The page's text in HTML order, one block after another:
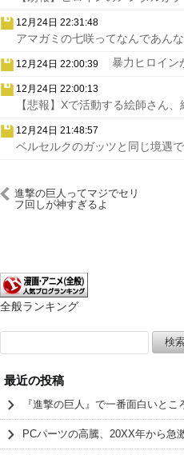
12月24日 22:31:48
アマガミの七咲ってなんであんな
12月24日 22:00:39 暴力ヒロイン
12月24日 22:00:13
【悲報】Xで活動する絵師さん、
12月24日 21:48:57
ベルセルクのガッツと同じ境遇
進撃の巨人ってマジでセリ
フ回しが神すぎるよ
全般ランキング
索:
最近の投稿
『進撃の巨人』で一番面白いとこ
PCパーツの高騰、20XX年から急